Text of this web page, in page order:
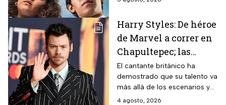
quiénes vuelven al elenco.
Harry Styles: De héroe
de Marvel a correr en
Chapultepec; las
apariciones del
cantante en el cine
El cantante británico ha
demostrado que su talento va
más allá de los escenarios y
ha llegado a la pantalla
4 agosto, 2026